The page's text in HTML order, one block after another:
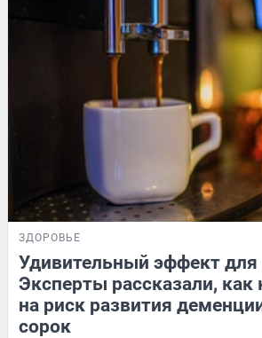
ЗДОРОВЬЕ
Удивительный эффект для
Эксперты рассказали, как
на риск развития
сорок